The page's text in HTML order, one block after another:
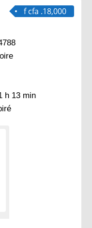
f cfa .18,000
h 13 min